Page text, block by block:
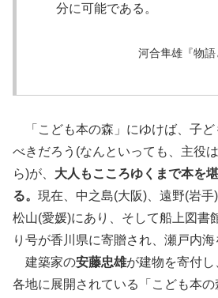
分に可能である。
河合隼雄『物
「こども本の森」にゆけば、子ど
べきだろう(なんといっても、主役
ら)が、 大人もこころゆくまで本を
る。 現在、中之島(大阪)、遠野(岩手
松山(愛媛)にあり、そして船上図書
り号が香川県に寄贈され、瀬戸内海
建築家の安藤忠雄が建物を寄付
各地に展開されている「こども本